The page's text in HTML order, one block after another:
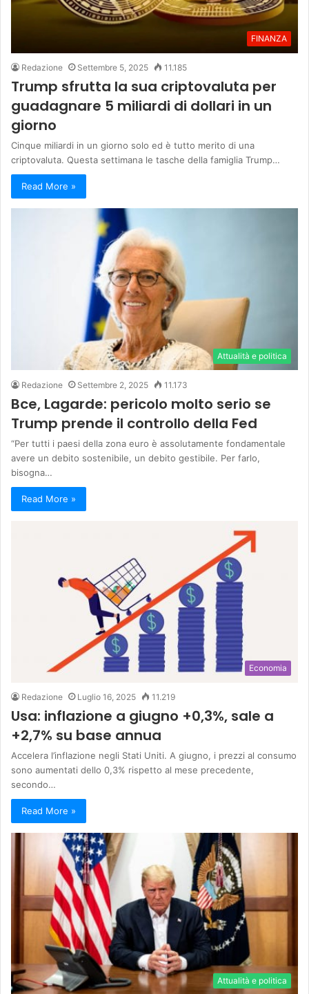
FINANZA
Redazione Settembre 5, 2025 11.185
Trump sfrutta la sua criptovaluta per
guadagnare 5 miliardi di dollari in un
giorno
Cinque miliardi in un giorno solo ed è tutto merito di una
criptovaluta. Questa settimana le tasche della famiglia Trump…
Read More »
Attualità e politica
Redazione Settembre 2, 2025 11.173
Bce, Lagarde: pericolo molto serio se
Trump prende il controllo della Fed
“Per tutti i paesi della zona euro è assolutamente fondamentale
avere un debito sostenibile, un debito gestibile. Per farlo,
bisogna…
Read More »
Economia
Redazione Luglio 16, 2025 11.219
Usa: inflazione a giugno +0,3%, sale a
+2,7% su base annua
Accelera l’inflazione negli Stati Uniti. A giugno, i prezzi al consumo
sono aumentati dello 0,3% rispetto al mese precedente,
secondo…
Read More »
Attualità e politica